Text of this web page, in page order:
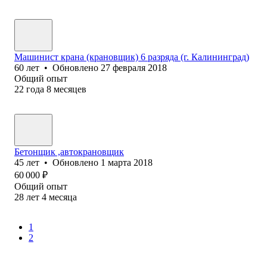
Машинист крана (крановщик) 6 разряда (г. Калининград)
60 лет • Обновлено 27 февраля 2018
Общий опыт
22 года 8 месяцев
Бетонщик ,автокрановщик
45 лет • Обновлено 1 марта 2018
60 000 ₽
Общий опыт
28 лет 4 месяца
1
2